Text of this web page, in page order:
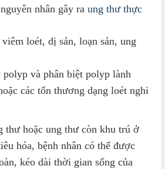
nhân gây ra ung thư thực
loét, dị sản, loạn sản, ung
và phân biệt polyp lành
các tổn thương dạng loét nghi
thư hoặc ung thư còn khu trú ở
hóa, bệnh nhân có thể được
kéo dài thời gian sống của